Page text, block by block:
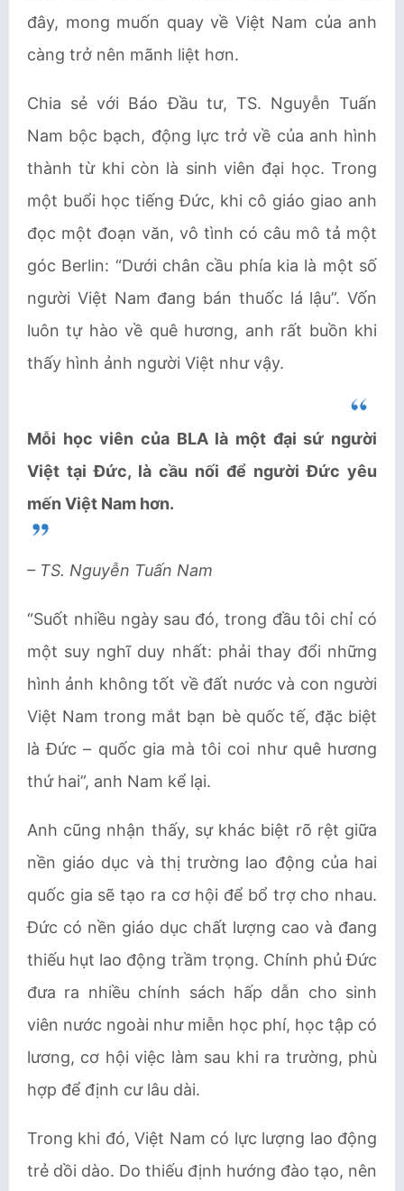
đây, mong muốn quay về Việt Nam của anh
càng trở nên mãnh liệt hơn.
Chia sẻ với Báo Đầu tư, TS. Nguyễn Tuấn
Nam bộc bạch, động lực trở về của anh hình
thành từ khi còn là sinh viên đại học. Trong
một buổi học tiếng Đức, khi cô giáo giao anh
đọc một đoạn văn, vô tình có câu mô tả một
góc Berlin: “Dưới chân cầu phía kia là một số
người Việt Nam đang bán thuốc lá lậu”. Vốn
luôn tự hào về quê hương, anh rất buồn khi
thấy hình ảnh người Việt như vậy.
Mỗi học viên của BLA là một đại sứ người
Việt tại Đức, là cầu nối để người Đức yêu
mến Việt Nam hơn.
– TS. Nguyễn Tuấn Nam
“Suốt nhiều ngày sau đó, trong đầu tôi chỉ có
một suy nghĩ duy nhất: phải thay đổi những
hình ảnh không tốt về đất nước và con người
Việt Nam trong mắt bạn bè quốc tế, đặc biệt
là Đức – quốc gia mà tôi coi như quê hương
thứ hai”, anh Nam kể lại.
Anh cũng nhận thấy, sự khác biệt rõ rệt giữa
nền giáo dục và thị trường lao động của hai
quốc gia sẽ tạo ra cơ hội để bổ trợ cho nhau.
Đức có nền giáo dục chất lượng cao và đang
thiếu hụt lao động trầm trọng. Chính phủ Đức
đưa ra nhiều chính sách hấp dẫn cho sinh
viên nước ngoài như miễn học phí, học tập có
lương, cơ hội việc làm sau khi ra trường, phù
hợp để định cư lâu dài.
Trong khi đó, Việt Nam có lực lượng lao động
trẻ dồi dào. Do thiếu định hướng đào tạo, nên